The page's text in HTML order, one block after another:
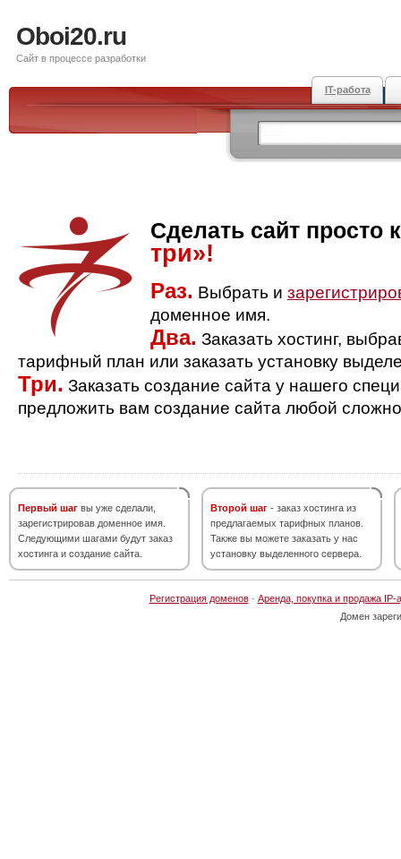
Oboi20.ru
Сайт в процессе разработки
IT-работа
Сделать сайт просто
три»!
Раз. Выбрать и
доменное имя.
Два. Заказать хостинг,
тарифный план или заказать установку
Три. Заказать создание сайта у нашего
предложить вам создание сайта любой
Первый шаг вы уже сделали,
зарегистрировав доменное имя.
Следующими шагами будут заказ
хостинга и создание сайта.
Второй шаг - заказ хостинга из
предлагаемых тарифных планов.
Также вы можете заказать у нас
установку выделенного сервера.
Регистрация доменов· Аренда, покупка и продажа IP-
Домен